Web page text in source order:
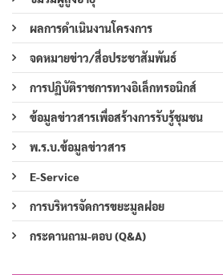
ผลการดำเนินงานโครงการ
จดหมายข่าว/สื่อประชาสัมพันธ์
การปฏิบัติราชการทางอิเล็กทรอนิกส์
ข้อมูลข่าวสารเพื่อสร้างการรับรู้ชุมชน
พ.ร.บ.ข้อมูลข่าวสาร
E-Service
การบริหารจัดการขยะมูลฝอย
กระดานถาม-ตอบ (Q&A)